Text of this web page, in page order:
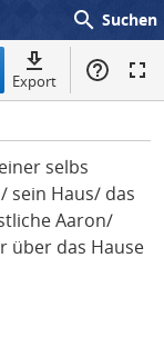
search Suchen
Export
selbs
sein Haus/ das
Aaron/
über das Hause